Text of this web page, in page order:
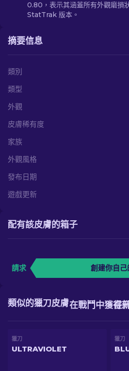
0.80，表示其涵蓋所有外觀磨損
StatTrak 版本。
摘要信息
類別
類型
外觀
皮膚稀有度
家族
外觀風格
發布日期
遊戲更新
配有該皮膚的箱子
請求 創建你自己
在
在戰鬥中獲得
類似的獵刀皮膚
獵刀
ULTRAVIOLET
獵刀